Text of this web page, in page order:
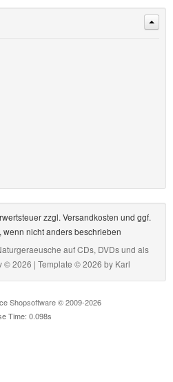
zzgl. Versandkosten und ggf.
nicht anders beschrieben
auf CDs, DVDs und als
© 2026 | Template © 2026 by Karl
Shopsoftware © 2009-2026
Time: 0.098s